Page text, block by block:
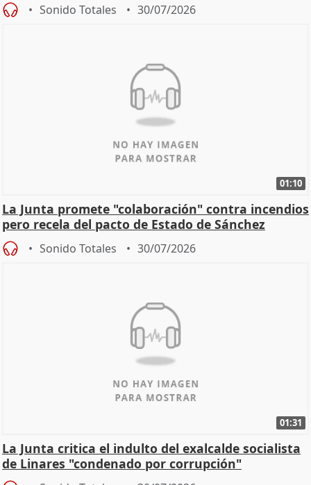
Sonido Totales 30/07/2026
01:10
La Junta promete "colaboración" contra incendios
pero recela del pacto de Estado de Sánchez
Sonido Totales 30/07/2026
01:31
La Junta critica el indulto del exalcalde socialista
de Linares "condenado por corrupción"